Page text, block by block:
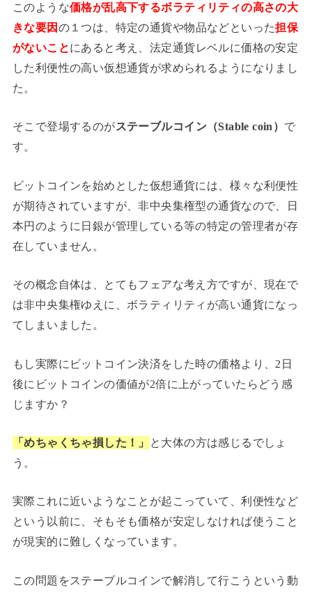
このような価格が乱高下するボラティリティの高さの大
きな要因 の１つは、特定の通貨や物品などといった担保
がないことにあると考え、法定通貨レベルに価格の安定
した利便性の高い仮想通貨が求められるようになりまし
た。
そこで登場するのがステーブルコイン（Stable coin） で
す。
ビットコインを始めとした仮想通貨には、様々な利便性
が期待されていますが、非中央集権型の通貨なので、日
本円のように日銀が管理している等の特定の管理者が存
在していません。
その概念自体は、とてもフェアな考え方ですが、現在で
は非中央集権ゆえに、ボラティリティが高い通貨になっ
てしまいました。
もし実際にビットコイン決済をした時の価格より、2日
後にビットコインの価値が2倍に上がっていたらどう感
じますか？
「めちゃくちゃ損した！」
と大体の方は感じるでしょ
う。
実際これに近いようなことが起こっていて、利便性など
という以前に、そもそも価格が安定しなければ使うこと
が現実的に難しくなっています。
この問題をステーブルコインで解消して行こうという動